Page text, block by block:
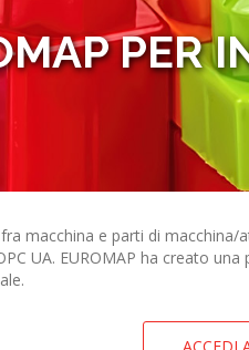
PER
macchina e parti di
UA. EUROMAP ha creato